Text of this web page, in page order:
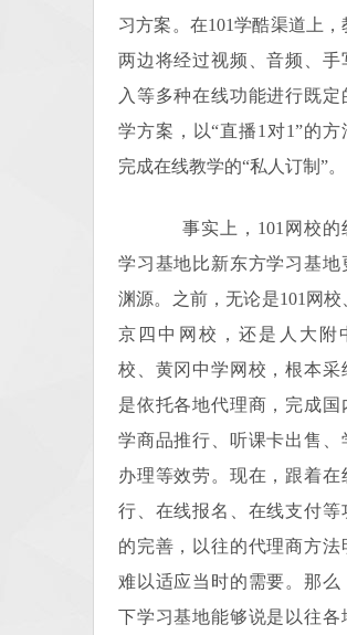
习方案。在101学酷渠道上，
两边将经过视频、音频、手
入等多种在线功能进行既定
学方案，以“直播1对1”的方
完成在线教学的“私人订制”。
事实上，101网校的
学习基地比新东方学习基地
渊源。之前，无论是101网校
京四中网校，还是人大附
校、黄冈中学网校，根本采
是依托各地代理商，完成国
学商品推行、听课卡出售、
办理等效劳。现在，跟着在
行、在线报名、在线支付等
的完善，以往的代理商方法
难以适应当时的需要。那么
下学习基地能够说是以往各